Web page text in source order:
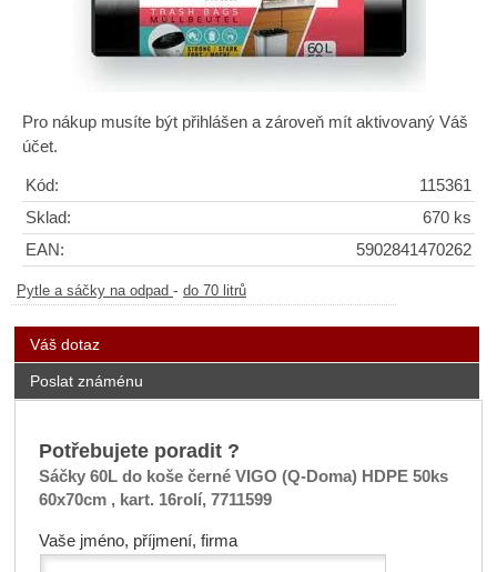
Pro nákup musíte být přihlášen a zároveň mít aktivovaný Váš
účet.
Kód:
115361
Sklad:
670 ks
EAN:
5902841470262
Pytle a sáčky na odpad - do 70 litrů
Váš dotaz
Poslat známénu
Potřebujete poradit ?
Sáčky 60L do koše černé VIGO (Q-Doma) HDPE 50ks
60x70cm , kart. 16rolí, 7711599
Vaše jméno, příjmení, firma